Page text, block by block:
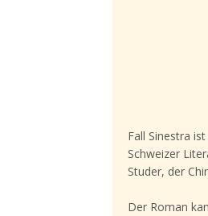
Fall Sinestra
Schweizer
Studer, der
Der Roman